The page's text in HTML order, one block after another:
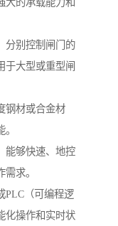
分别控制闸门的
于大型或重型闸
钢材或合金材
能够快速、地控
求。
PLC（可编程逻
化操作和实时状